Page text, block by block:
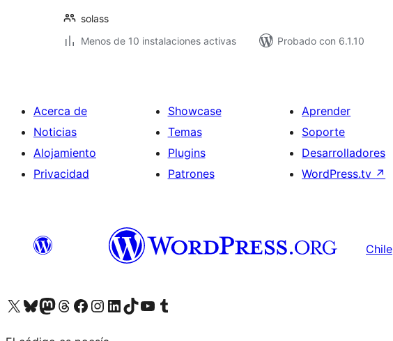
solass
Menos de 10 instalaciones activas
Probado con 6.1.10
Acerca de
Noticias
Alojamiento
Privacidad
Showcase
Temas
Plugins
Patrones
Aprender
Soporte
Desarrolladores
WordPress.tv ↗
Chile
Visita nuestra cuenta de X (anteriormente Twitter)
Visita nuestra cuenta de Bluesky
Visita nuestra cuenta de Mastodon
Visita nuestra cuenta de Threads
Visita nuestra página de Facebook
Visita nuestra cuenta de Instagram
Visita nuestra cuenta de LinkedIn
Visita nuestra cuenta de TikTok
Visita nuestro canal de YouTube
Visita nuestra cuenta de Tumblr